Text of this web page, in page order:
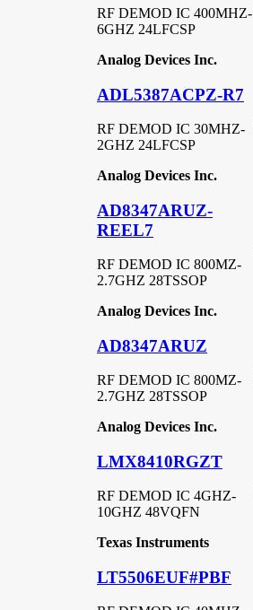
RF DEMOD IC 400MHZ-
6GHZ 24LFCSP
Analog Devices Inc.
ADL5387ACPZ-R7
RF DEMOD IC 30MHZ-
2GHZ 24LFCSP
Analog Devices Inc.
AD8347ARUZ-
REEL7
RF DEMOD IC 800MZ-
2.7GHZ 28TSSOP
Analog Devices Inc.
AD8347ARUZ
RF DEMOD IC 800MZ-
2.7GHZ 28TSSOP
Analog Devices Inc.
LMX8410RGZT
RF DEMOD IC 4GHZ-
10GHZ 48VQFN
Texas Instruments
LT5506EUF#PBF